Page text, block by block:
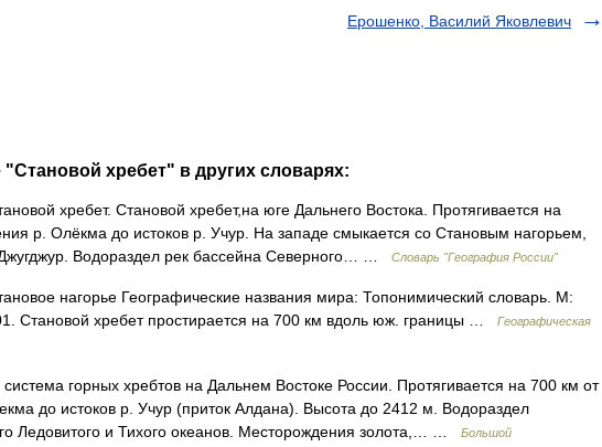
Ерошенко, Василий Яковлевич
"Становой хребет" в других словарях:
хребет. Становой хребет,на юге Дальнего Востока. Протягивается на
р. Олёкма до истоков р. Учур. На западе смыкается со Становым нагорьем,
Водораздел рек бассейна Северного… …
Словарь "География России"
нагорье Географические названия мира: Топонимический словарь. М:
Становой хребет простирается на 700 км вдоль юж. границы …
Географическая
горных хребтов на Дальнем Востоке России. Протягивается на 700 км от
до истоков р. Учур (приток Алдана). Высота до 2412 м. Водораздел
Ледовитого и Тихого океанов. Месторождения золота,… …
Большой